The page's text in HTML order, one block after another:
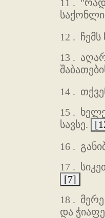
11 .
12 .
13 .
14 .
15 .
სავსე.
16 .
17 .
[7]
18 .
და